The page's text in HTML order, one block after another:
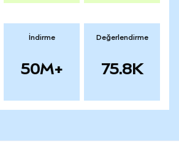
İndirme
50M+
Değerlendirme
75.8K